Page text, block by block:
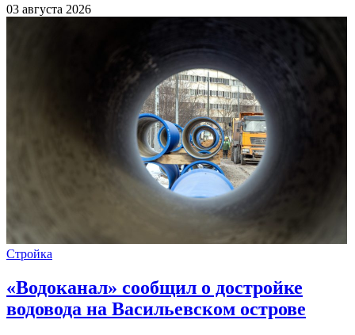
03 августа 2026
Стройка
«Водоканал» сообщил о достройке
водовода на Васильевском острове